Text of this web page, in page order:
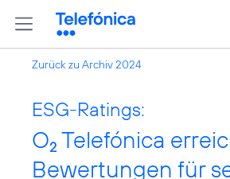
Zurück zu Archiv 2024
ESG-Ratings:
O2 Telefónica
Bewertungen für